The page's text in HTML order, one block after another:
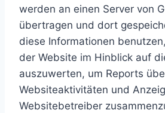
werden an einen Server von
übertragen und dort
diese Informationen
der Website im Hinblick auf
auszuwerten, um Reports
Websiteaktivitäten und
Websitebetreiber